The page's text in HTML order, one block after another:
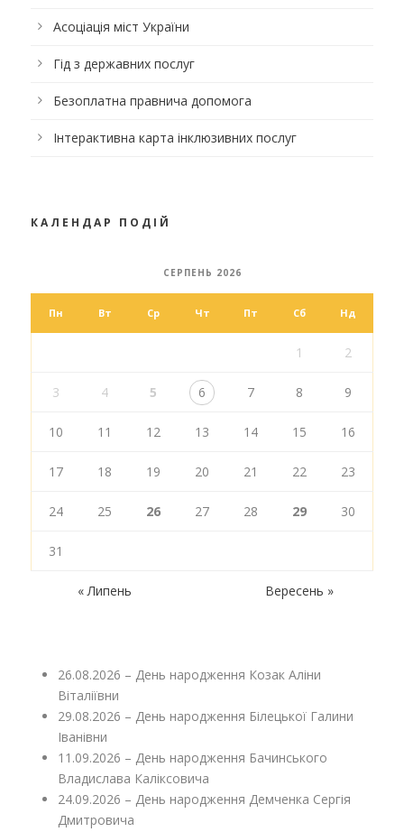
Асоціація міст України
Гід з державних послуг
Безоплатна правнича допомога
Інтерактивна карта інклюзивних послуг
КАЛЕНДАР ПОДІЙ
СЕРПЕНЬ 2026
Пн Вт Ср Чт Пт Сб Нд
1 2
3 4 5 6 7 8 9
10 11 12 13 14 15 16
17 18 19 20 21 22 23
24 25 26 27 28 29 30
31
« Липень Вересень »
26.08.2026 – День народження Козак Аліни
Віталіївни
29.08.2026 – День народження Білецької Галини
Іванівни
11.09.2026 – День народження Бачинського
Владислава Каліксовича
24.09.2026 – День народження Демченка Сергія
Дмитровича